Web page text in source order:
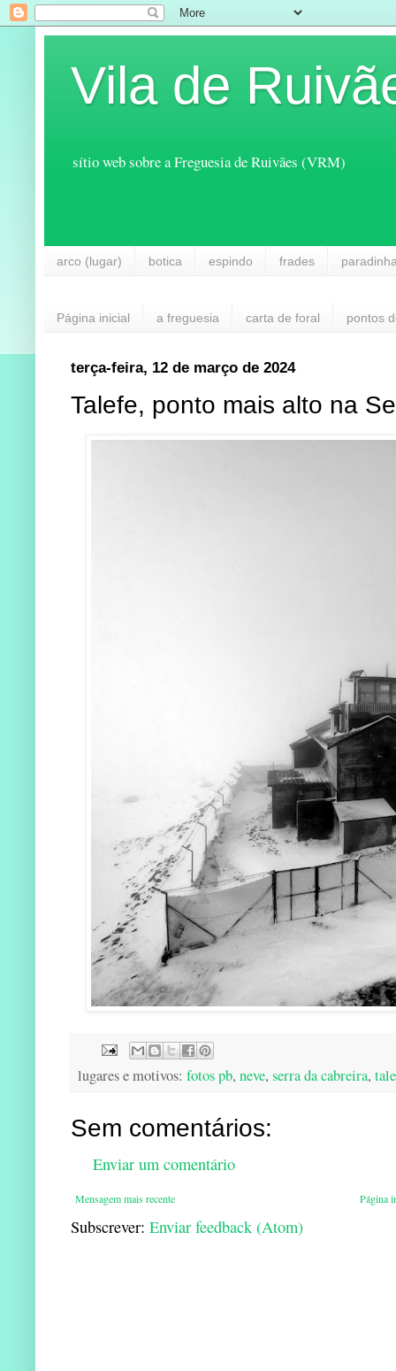
Vila de
sítio web sobre a Freguesia de Ruivães (VRM)
arco (lugar) botica espindo frades
Página inicial a freguesia carta de foral pontos
terça-feira, 12 de março de 2024
Talefe, ponto mais alto na
lugares e motivos: fotos pb, neve, serra da cabreira,
Sem comentários:
Enviar um comentário
Mensagem mais recente Página
Subscrever: Enviar feedback (Atom)